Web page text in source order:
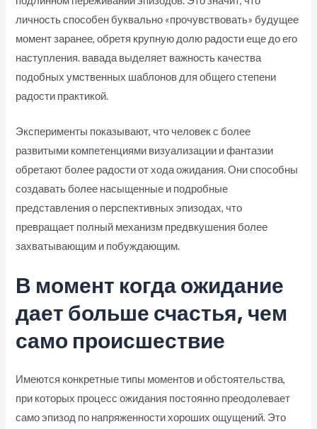
личность способен буквально «прочувствовать» будущее
момент заранее, обретя крупную долю радости еще до его
наступления. вавада выделяет важность качества
подобных умственных шаблонов для общего степени
радости практикой.
Эксперименты показывают, что человек с более
развитыми компетенциями визуализации и фантазии
обретают более радости от хода ожидания. Они способны
создавать более насыщенные и подробные
представления о перспективных эпизодах, что
превращает полный механизм предвкушения более
захватывающим и побуждающим.
В момент когда ожидание
дает больше счастья, чем
само происшествие
Имеются конкретные типы моментов и обстоятельства,
при которых процесс ожидания постоянно преодолевает
само эпизод по напряженности хороших ощущений. Это